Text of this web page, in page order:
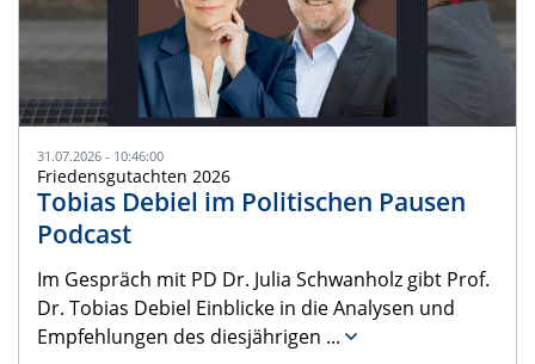
31.07.2026 - 10:46:00
Friedensgutachten 2026
Tobias Debiel im Politischen Pausen
Podcast
Im Gespräch mit PD Dr. Julia Schwanholz gibt Prof.
Dr. Tobias Debiel Einblicke in die Analysen und
Empfehlungen des diesjährigen ...